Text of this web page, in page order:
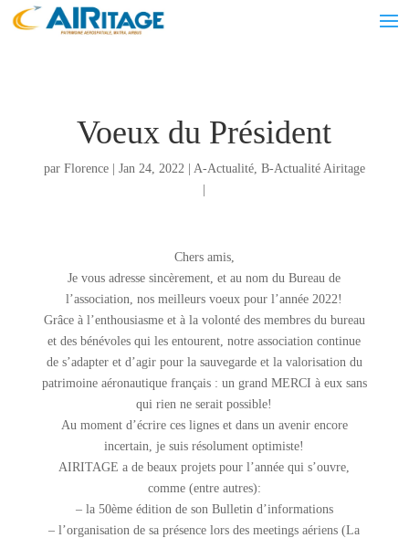
Voeux du Président
par Florence| Jan 24, 2022| A-Actualité, B-Actualité Airitage
Chers amis,
Je vous adresse sincèrement, et au nom du Bureau de
l’association, nos meilleurs voeux pour l’année 2022!
Grâce à l’enthousiasme et à la volonté des membres du bureau
et des bénévoles qui les entourent, notre association continue
de s’adapter et d’agir pour la sauvegarde et la valorisation du
patrimoine aéronautique français : un grand MERCI à eux sans
qui rien ne serait possible!
Au moment d’écrire ces lignes et dans un avenir encore
incertain, je suis résolument optimiste!
AIRITAGE a de beaux projets pour l’année qui s’ouvre,
comme (entre autres):
– la 50ème édition de son Bulletin d’informations
– l’organisation de sa présence lors des meetings aériens (La